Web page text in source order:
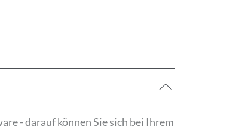
- darauf können Sie sich bei Ihrem